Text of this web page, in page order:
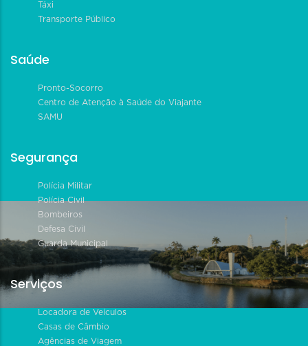
Táxi
Transporte Público
Saúde
Pronto-Socorro
Centro de Atenção à Saúde do Viajante
SAMU
Segurança
Polícia Militar
Polícia Civil
Bombeiros
Defesa Civil
Guarda Municipal
Serviços
Locadora de Veículos
Casas de Câmbio
Agências de Viagem